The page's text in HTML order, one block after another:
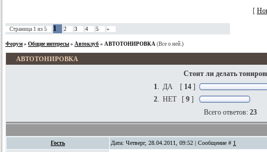
[
Страница 1 из 5 1 2 3 4 5 »
Форум » Общие интересы » Автоклуб » АВТОТОНИРОВКА (Все о ней.)
АВТОТОНИРОВКА
Стоит ли делать
1. ДА [ 14 ]
2. НЕТ [ 9 ]
Всего ответов: 23
Гость Дата: Четверг, 28.04.2011, 09:52 | Сообщение # 1